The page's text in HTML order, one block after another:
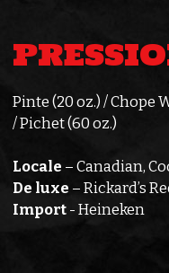
Pinte (20 oz.) / Chope
/ Pichet (60 oz.)
Locale – Canadian,
De luxe – Rickard’s
Import - Heineken